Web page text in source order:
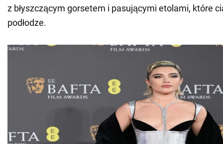
z błyszczącym gorsetem i pasującymi etolami, które
podłodze.